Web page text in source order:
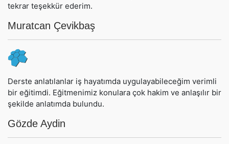
tekrar teşekkür ederim.
Muratcan Çevikbaş
Derste anlatılanlar iş hayatımda uygulayabileceğim verimli
bir eğitimdi. Eğitmenimiz konulara çok hakim ve anlaşılır bir
şekilde anlatımda bulundu.
Gözde Aydin